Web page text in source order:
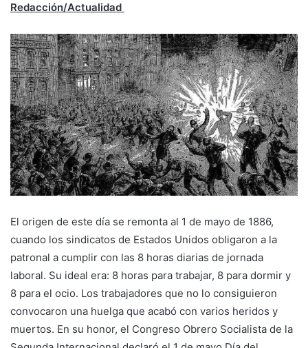
Redacción/Actualidad
El origen de este día se remonta al 1 de mayo de 1886,
cuando los sindicatos de Estados Unidos obligaron a la
patronal a cumplir con las 8 horas diarias de jornada
laboral. Su ideal era: 8 horas para trabajar, 8 para dormir y
8 para el ocio. Los trabajadores que no lo consiguieron
convocaron una huelga que acabó con varios heridos y
muertos. En su honor, el Congreso Obrero Socialista de la